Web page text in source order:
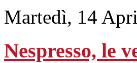
Martedì, 14
Nespresso, le